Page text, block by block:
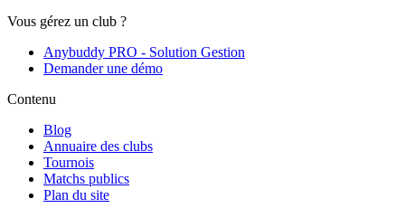
Vous gérez un club ?
Anybuddy PRO - Solution Gestion
Demander une démo
Contenu
Blog
Annuaire des clubs
Tournois
Matchs publics
Plan du site